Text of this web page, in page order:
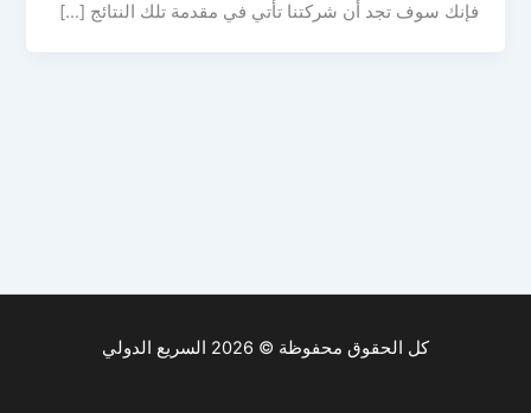
فإنك سوف تجد أن شركتنا تأتي في مقدمة تلك النتائج […]
كل الحقوق محفوظة © 2026 السريع الدولي